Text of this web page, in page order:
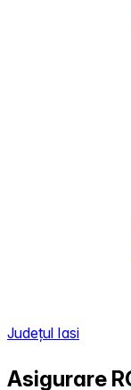
Județul Iasi
Asigurare